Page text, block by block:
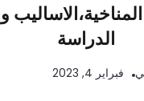
الدراسة
فبراير 4, 2023